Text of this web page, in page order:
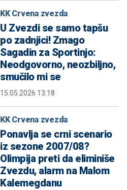
KK Crvena zvezda
U Zvezdi se samo tapšu
po zadnjici! Zmago
Sagadin za Sportinjo:
Neodgovorno, neozbiljno,
smučilo mi se
15.05.2026 13:18
KK Crvena zvezda
Ponavlja se crni scenario
iz sezone 2007/08?
Olimpija preti da eliminiše
Zvezdu, alarm na Malom
Kalemegdanu